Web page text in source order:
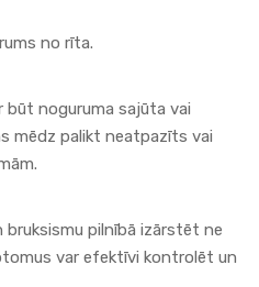
no rīta.
būt noguruma sajūta vai
mēdz palikt neatpazīts vai
pilnībā izārstēt ne
var efektīvi kontrolēt un